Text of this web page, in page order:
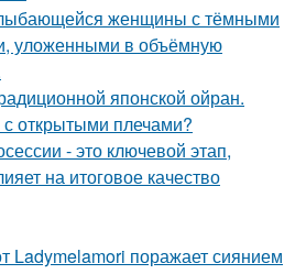
женщины с тёмными
уложенными в объёмную
японской ойран.
с открытыми плечами?
- это ключевой этап,
на итоговое качество
Ladymelamori поражает сиянием